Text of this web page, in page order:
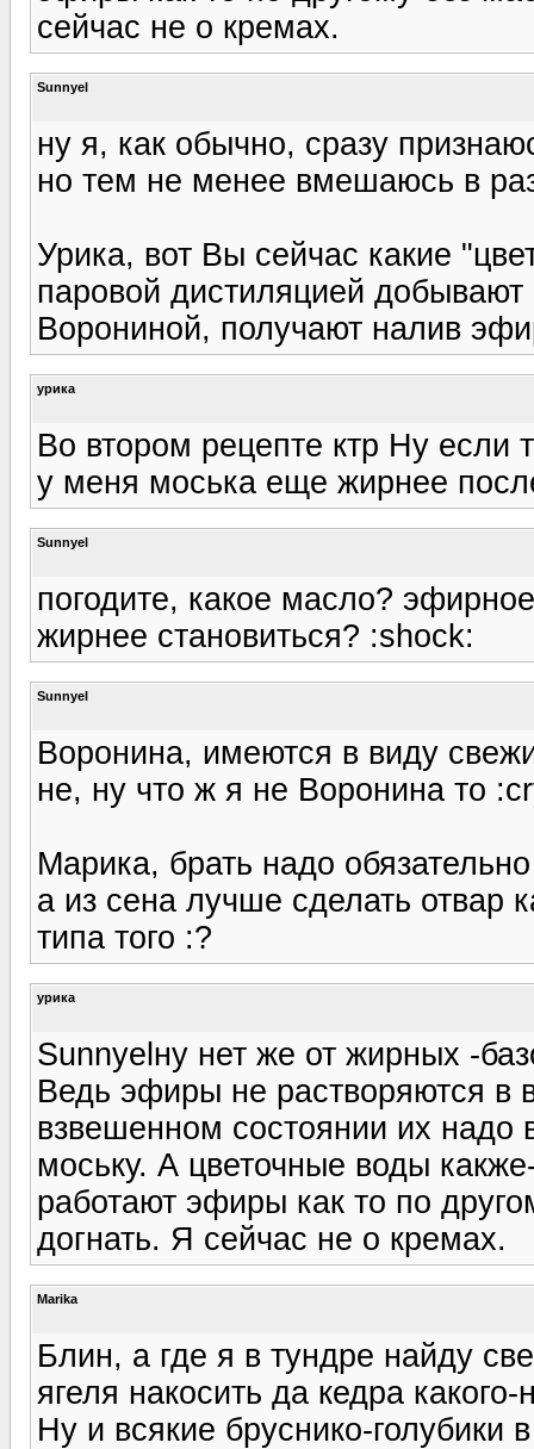
сейчас не о кремах.
Sunnyel
ну я, как обычно, сразу
но тем не менее вмешаюсь в
Урика, вот Вы сейчас какие
паровой дистиляцией
Ворониной, получают налив
урика
Во втором рецепте ктр Ну если
у меня моська еще жирнее
Sunnyel
погодите, какое масло?
жирнее становиться? :shock:
Sunnyel
Воронина, имеются в виду
не, ну что ж я не Воронина то
Марика, брать надо
а из сена лучше сделать отвар
типа того :?
урика
Sunnyelну нет же от жирных -
Ведь эфиры не растворяются в
взвешенном состоянии их надо
моську. А цветочные воды
работают эфиры как то по
догнать. Я сейчас не о кремах.
Marika
Блин, а где я в тундре найду
ягеля накосить да кедра
Ну и всякие бруснико-голубики